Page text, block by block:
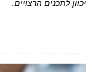
יכוון לתכנים הרצויים.